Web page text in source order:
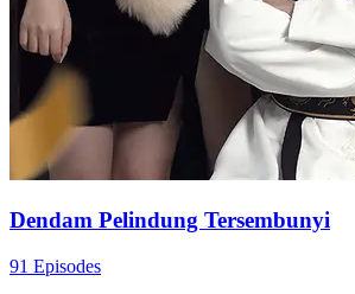
Dendam Pelindung Tersembunyi
91 Episodes